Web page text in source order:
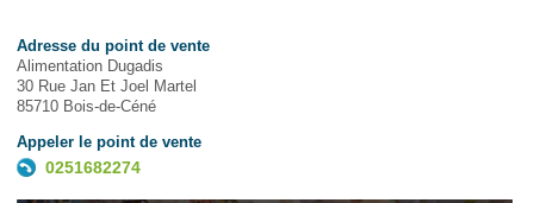
Adresse du point de vente
Alimentation Dugadis
30 Rue Jan Et Joel Martel
85710 Bois-de-Céné
Appeler le point de vente
0251682274